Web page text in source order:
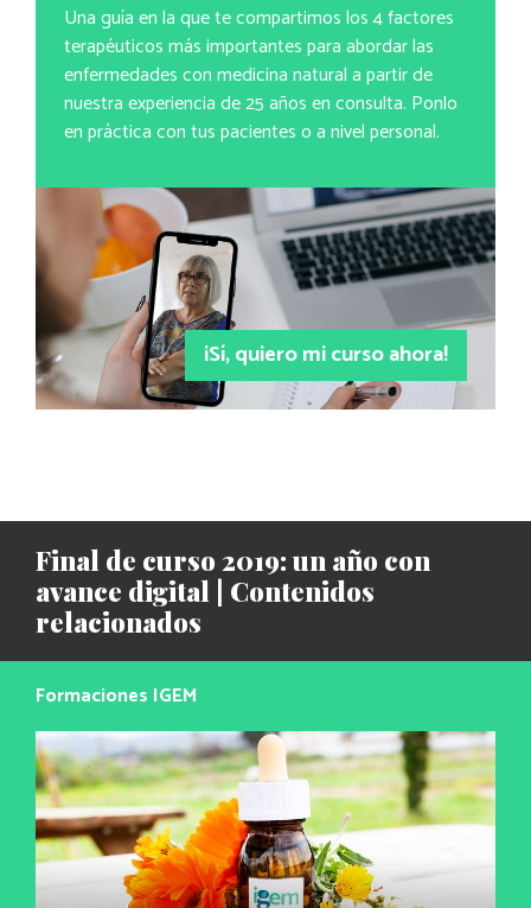
Una guía en la que te compartimos los 4 factores
terapéuticos más importantes para abordar las
enfermedades con medicina natural a partir de
nuestra experiencia de 25 años en consulta. Ponlo
en práctica con tus pacientes o a nivel personal.
¡Sí, quiero mi curso ahora!
Final de curso 2019: un año con
avance digital | Contenidos
relacionados
Formaciones IGEM